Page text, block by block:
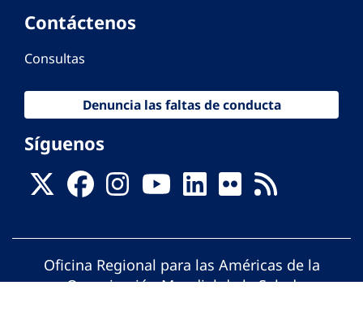
Contáctenos
Consultas
Denuncia las faltas de conducta
Síguenos
Oficina Regional para las Américas de la
Organización Mundial de la Salud